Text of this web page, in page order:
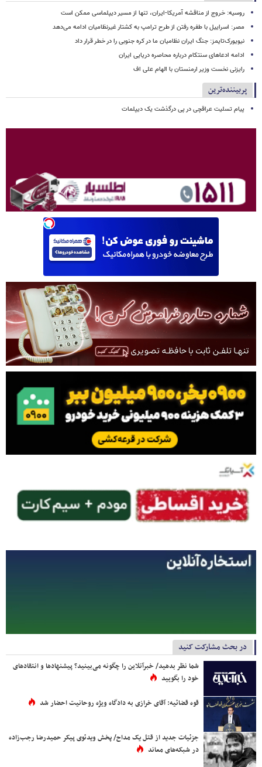
روسیه: خروج از مناقشه آمریکا-ایران، تنها از مسیر دیپلماسی ممکن است
مصر: اسراییل با طفره رفتن از طرح ترامپ به کشتار غیرنظامیان ادامه می‌دهد
نیویورک‌تایمز: جنگ ایران نظامیان ما در کره جنوبی را در خطر قرار داد
ادامه ادعاهای سنتکام درباره محاصره دریایی ایران
رایزنی نخست وزیر ارمنستان با الهام علی اف
پربیننده‌ترین
پیام تسلیت عراقچی در پی درگذشت یک دیپلمات
در بحث مشارکت کنید
شما نظر بدهید/ خبرآنلاین را چگونه می‌بینید؟ پیشنهادها و انتقادهای
خود را بگویید
قوه قضائیه: آقای خرازی به دادگاه ویژه روحانیت احضار شد
جزئیات جدید از قتل یک مداح/ پخش ویدئوی پیکر حمیدرضا رجب‌زاده
در شبکه‌های معاند